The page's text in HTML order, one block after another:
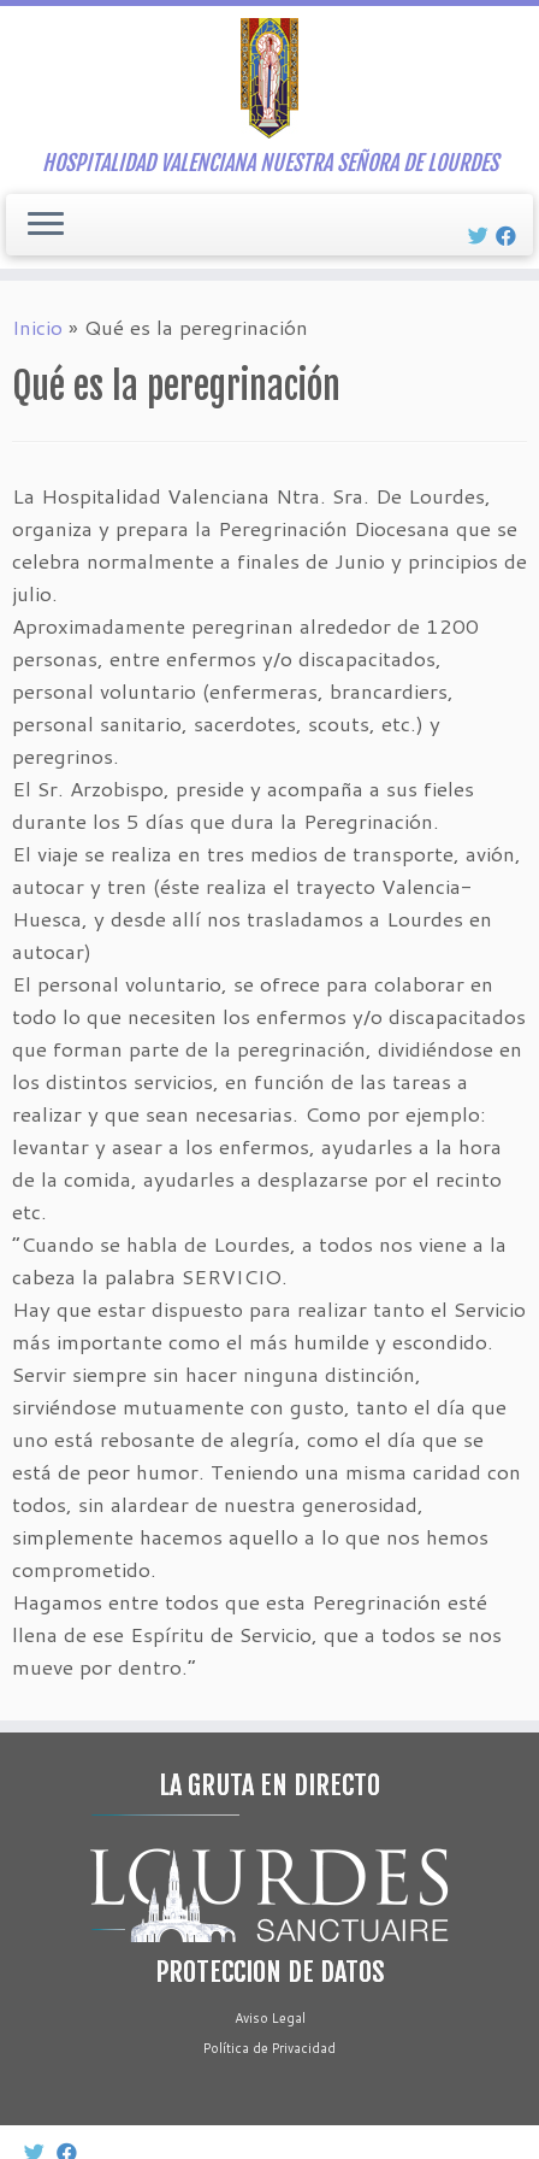
Saltar
HOSPITALIDAD VALENCIANA NUESTRA SEÑORA DE LOURDES
Inicio » Qué es la peregrinación
Qué es la peregrinación
La Hospitalidad Valenciana Ntra. Sra. De Lourdes,
organiza y prepara la Peregrinación Diocesana que se
celebra normalmente a finales de Junio y principios de
julio.
Aproximadamente peregrinan alrededor de 1200
personas, entre enfermos y/o discapacitados,
personal voluntario (enfermeras, brancardiers,
personal sanitario, sacerdotes, scouts, etc.) y
peregrinos.
El Sr. Arzobispo, preside y acompaña a sus fieles
durante los 5 días que dura la Peregrinación.
El viaje se realiza en tres medios de transporte, avión,
autocar y tren (éste realiza el trayecto Valencia-
Huesca, y desde allí nos trasladamos a Lourdes en
autocar)
El personal voluntario, se ofrece para colaborar en
todo lo que necesiten los enfermos y/o discapacitados
que forman parte de la peregrinación, dividiéndose en
los distintos servicios, en función de las tareas a
realizar y que sean necesarias. Como por ejemplo:
levantar y asear a los enfermos, ayudarles a la hora
de la comida, ayudarles a desplazarse por el recinto
etc.
“Cuando se habla de Lourdes, a todos nos viene a la
cabeza la palabra SERVICIO.
Hay que estar dispuesto para realizar tanto el Servicio
más importante como el más humilde y escondido.
Servir siempre sin hacer ninguna distinción,
sirviéndose mutuamente con gusto, tanto el día que
uno está rebosante de alegría, como el día que se
está de peor humor. Teniendo una misma caridad con
todos, sin alardear de nuestra generosidad,
simplemente hacemos aquello a lo que nos hemos
comprometido.
Hagamos entre todos que esta Peregrinación esté
llena de ese Espíritu de Servicio, que a todos se nos
mueve por dentro.”
LA GRUTA EN DIRECTO
PROTECCION DE DATOS
Aviso Legal
Política de Privacidad